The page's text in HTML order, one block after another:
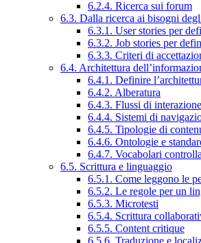
6.2.4. Ricerca sui forum
6.3. Dalla ricerca ai bisogni
6.3.1. User stories per
6.3.2. Job stories per
6.3.3. Criteri di
6.4. Architettura
6.4.1. Definire
6.4.2. Alberatura
6.4.3. Flussi di interazione
6.4.4. Sistemi di
6.4.5. Tipologie di
6.4.6. Ontologie e
6.4.7. Vocabolari
6.5. Scrittura e linguaggio
6.5.1. Come leggono le
6.5.2. Le regole per un
6.5.3. Microtesti
6.5.4. Scrittura
6.5.5. Content critique
6.5.6. Traduzione e